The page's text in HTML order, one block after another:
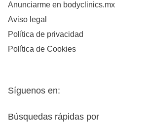
Anunciarme en bodyclinics.mx
Aviso legal
Política de privacidad
Política de Cookies
Síguenos en:
Búsquedas rápidas por